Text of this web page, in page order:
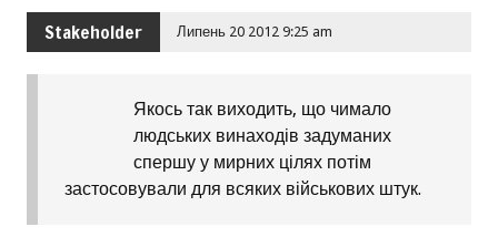
Stakeholder Липень 20 2012 9:25 am
Якось так виходить, що чимало
людських винаходів задуманих
спершу у мирних цілях потім
застосовували для всяких військових штук.